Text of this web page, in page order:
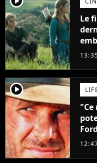
Le
player2